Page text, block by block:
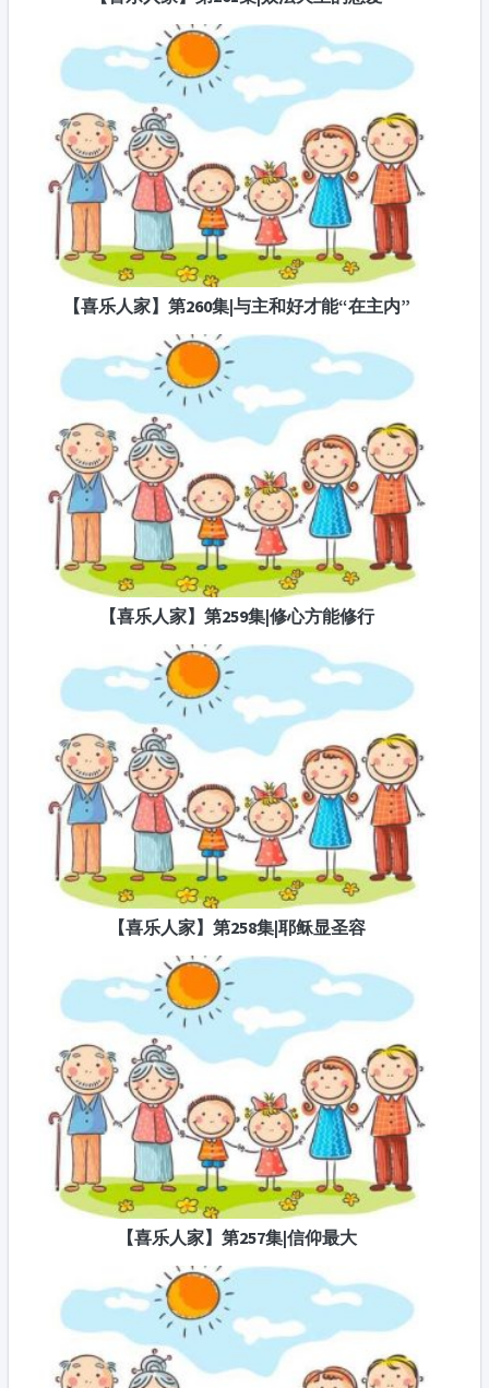
【喜乐人家】第260集|与主和好才能“在主内”
【喜乐人家】第259集|修心方能修行
【喜乐人家】第258集|耶稣显圣容
【喜乐人家】第257集|信仰最大